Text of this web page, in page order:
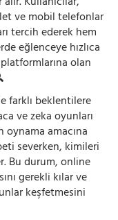
ve mobil telefonlar
tercih ederek hem
eğlenceye hızlıca
olan
farklı beklentilere
ve zeka oyunları
oynama amacına
severken, kimileri
Bu durum, online
gerekli kılar ve
keşfetmesini